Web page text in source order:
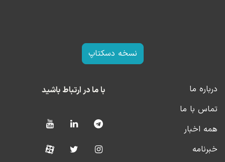
نسخه دسکتاپ
درباره ما
تماس با ما
همه اخبار
خبرنامه
با ما در ارتباط باشید